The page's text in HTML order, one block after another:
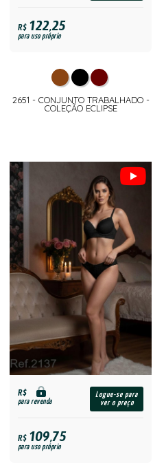
R$122,25
para uso próprio
2651 - CONJUNTO TRABALHADO -
COLEÇÃO ECLIPSE
R$
para revenda
Logue-se para
ver o preço
R$109,75
para uso próprio